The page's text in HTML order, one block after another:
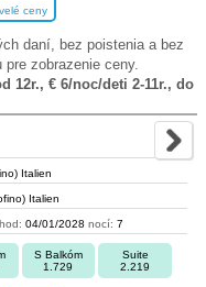
ceny
daní, bez poistenia a bez
zobrazenie ceny.
12r., € 6/noc/deti 2-11r., do
Italien
Italien
04/01/2028 nocí: 7
S Balkóm
1.729
Suite
2.219